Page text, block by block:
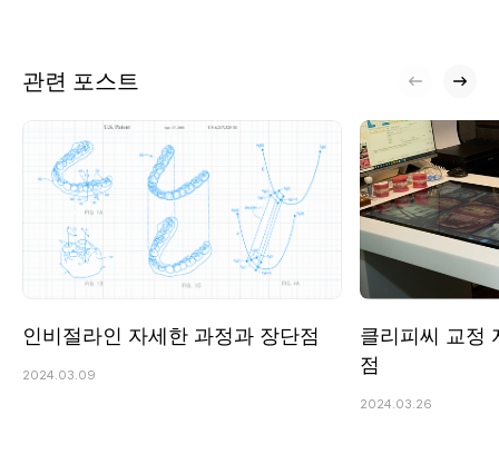
관련 포스트
인비절라인 자세한 과정과 장단점
2024.03.09
클리피씨 교정
점
2024.03.26